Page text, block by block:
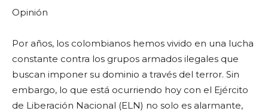
Opinión
Por años, los colombianos hemos vivido en una lucha
constante contra los grupos armados ilegales que
buscan imponer su dominio a través del terror. Sin
embargo, lo que está ocurriendo hoy con el Ejército
de Liberación Nacional (ELN) no solo es alarmante,